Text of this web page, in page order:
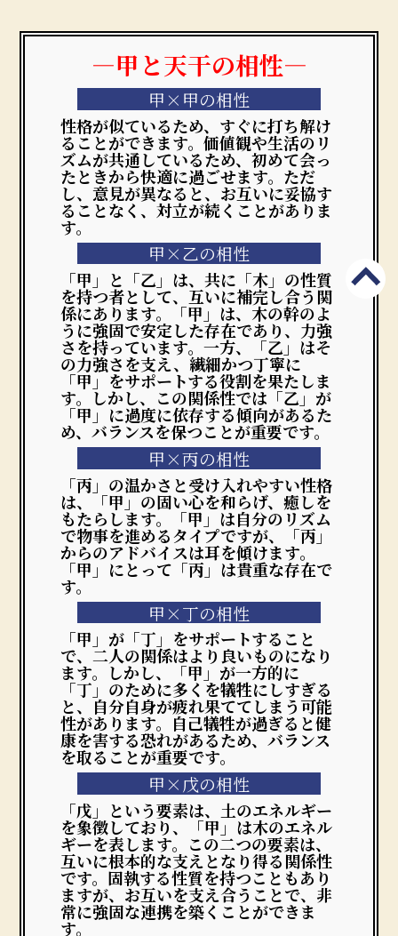
―甲と天干の相性―
甲×甲の相性
性格が似ているため、すぐに打ち解け
ることができます。価値観や生活のリ
ズムが共通しているため、初めて会っ
たときから快適に過ごせます。ただ
し、意見が異なると、お互いに妥協す
ることなく、対立が続くことがありま
す。
甲×乙の相性
「甲」と「乙」は、共に「木」の性質
を持つ者として、互いに補完し合う関
係にあります。「甲」は、木の幹のよ
うに強固で安定した存在であり、力強
さを持っています。一方、「乙」はそ
の力強さを支え、繊細かつ丁寧に
「甲」をサポートする役割を果たしま
す。しかし、この関係性では「乙」が
「甲」に過度に依存する傾向があるた
め、バランスを保つことが重要です。
甲×丙の相性
「丙」の温かさと受け入れやすい性格
は、「甲」の固い心を和らげ、癒しを
もたらします。「甲」は自分のリズム
で物事を進めるタイプですが、「丙」
からのアドバイスは耳を傾けます。
「甲」にとって「丙」は貴重な存在で
す。
甲×丁の相性
「甲」が「丁」をサポートすること
で、二人の関係はより良いものになり
ます。しかし、「甲」が一方的に
「丁」のために多くを犠牲にしすぎる
と、自分自身が疲れ果ててしまう可能
性があります。自己犠牲が過ぎると健
康を害する恐れがあるため、バランス
を取ることが重要です。
甲×戊の相性
「戊」という要素は、土のエネルギー
を象徴しており、「甲」は木のエネル
ギーを表します。この二つの要素は、
互いに根本的な支えとなり得る関係性
です。固執する性質を持つこともあり
ますが、お互いを支え合うことで、非
常に強固な連携を築くことができま
す。